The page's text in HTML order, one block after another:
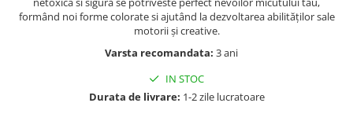
Figurine cu animale domestice
Nevoi speciale si sindrom Down
formând noi forme colorate si ajutând la dezvoltarea abilităților sale
motorii și creative.
Varsta recomandata: 3 ani
IN STOC
Durata de livrare: 1-2 zile lucratoare